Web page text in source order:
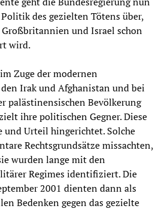
des gezielten Tötens über,
Großbritannien und Israel schon
wird.
Zuge der modernen
Irak und Afghanistan und bei
palästinensischen Bevölkerung
ihre politischen Gegner. Diese
und Urteil hingerichtet. Solche
Rechtsgrundsätze missachten,
wurden lange mit den
Regimes identifiziert. Die
2001 dienten dann als
Bedenken gegen das gezielte